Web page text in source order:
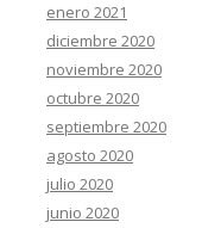
enero 2021
diciembre 2020
noviembre 2020
octubre 2020
septiembre 2020
agosto 2020
julio 2020
junio 2020